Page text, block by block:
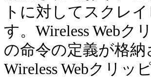
トに対してスクレ
す。Wireless Web
の命令の定義が格
Wireless Webクリ